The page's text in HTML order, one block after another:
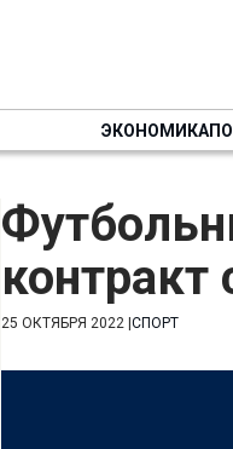
ЭКОНОМИКА
25 ОКТЯБРЯ 2022 СПОРТ